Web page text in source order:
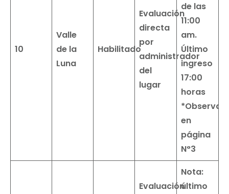
10
Valle
de la
Luna
Habilitado
Evaluación
directa
por
administrador
del
lugar
de las
11:00
am.
Último
ingreso
17:00
horas
en
página
N°3
Evaluación
Nota:
último